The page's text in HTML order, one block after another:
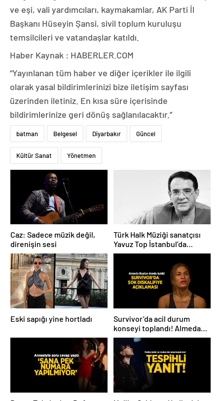
ve eşi, vali yardımcıları, kaymakamlar, AK Parti İl
Başkanı Hüseyin Şansi, sivil toplum kuruluşu
temsilcileri ve vatandaşlar katıldı.
Haber Kaynak : HABERLER.COM
“Yayınlanan tüm haber ve diğer içerikler ile ilgili
olarak yasal bildirimlerinizi bize iletişim sayfası
üzerinden iletiniz. En kısa süre içerisinde
bildirimlerinize geri dönüş sağlanılacaktır.”
batman Belgesel Diyarbakır Güncel
Kültür Sanat Yönetmen
Caz: Sadece müzik değil,
direnişin sesi
Türk Halk Müziği sanatçısı
Yavuz Top İstanbul’da
hayatını kaybetti
Eski sapığı yine hortladı
Survivor’da acil durum
konseyi toplandı! Almeda
Baylan diskalifiye mi oldu?